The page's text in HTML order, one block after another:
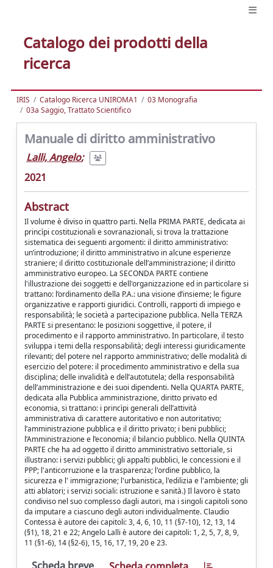
Catalogo dei prodotti della
ricerca
IRIS Catalogo Ricerca UNIROMA1
03 Monografia
03a Saggio, Trattato Scientifico
Manuale di diritto amministrativo
Lalli, Angelo;
2021
Abstract
Il volume è diviso in quattro parti. Nella PRIMA PARTE, dedicata ai
princìpi costituzionali e sovranazionali, si trova la trattazione
sistematica dei seguenti argomenti: il diritto amministrativo:
un’introduzione; il diritto amministrativo in alcune esperienze
straniere; il diritto costituzionale dell’amministrazione; il diritto
amministrativo europeo. La SECONDA PARTE contiene
l'illustrazione dei soggetti e dell'organizzazione ed in particolare si
trattano: l’ordinamento della P.A.: una visione d’insieme; le figure
organizzative e rapporti giuridici. Controlli, rapporti di impiego e
responsabilità; le società a partecipazione pubblica. Nella TERZA
PARTE si presentano: le posizioni soggettive, il potere, il
procedimento e il rapporto amministrativo. In particolare, il testo
sviluppa i temi della responsabilità; degli interessi giuridicamente
rilevanti; del potere nel rapporto amministrativo; delle modalità di
esercizio del potere: il procedimento amministrativo e della sua
disciplina; delle invalidità e dell’autotutela; della responsabilità
dell’amministrazione e dei suoi dipendenti. Nella QUARTA PARTE,
dedicata alla Pubblica amministrazione, diritto privato ed
economia, si trattano: i princìpi generali dell’attività
amministrativa di carattere autoritativo e non autoritativo;
l’amministrazione pubblica e il diritto privato; i beni pubblici;
l’Amministrazione e l’economia; il bilancio pubblico. Nella QUINTA
PARTE che ha ad oggetto il diritto amministrativo settoriale, si
illustrano: i servizi pubblici; gli appalti pubblici, le concessioni e il
PPP; l'anticorruzione e la trasparenza; l'ordine pubblico, la
sicurezza e l' immigrazione; l'urbanistica, l'edilizia e l'ambiente; gli
atti ablatori; i servizi sociali: istruzione e sanità.) Il lavoro è stato
condiviso nel suo complesso dagli autori, ma i singoli capitoli sono
da imputare a ciascuno degli autori individualmente. Claudio
Contessa è autore dei capitoli: 3, 4, 6, 10, 11 (§7-10), 12, 13, 14
(§1), 18, 21 e 22; Angelo Lalli è autore dei capitoli: 1, 2, 5, 7, 8, 9,
11 (§1-6), 14 (§2-6), 15, 16, 17, 19, 20 e 23.